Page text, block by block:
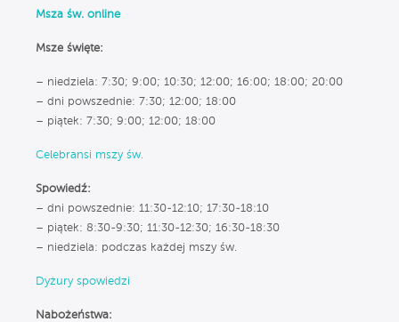
Msza św. online
Msze święte:
– niedziela: 7:30; 9:00; 10:30; 12:00; 16:00; 18:00; 20:00
– dni powszednie: 7:30; 12:00; 18:00
– piątek: 7:30; 9:00; 12:00; 18:00
Celebransi mszy św.
Spowiedź:
– dni powszednie: 11:30-12:10; 17:30-18:10
– piątek: 8:30-9:30; 11:30-12:30; 16:30-18:30
– niedziela: podczas każdej mszy św.
Dyżury spowiedzi
Nabożeństwa: